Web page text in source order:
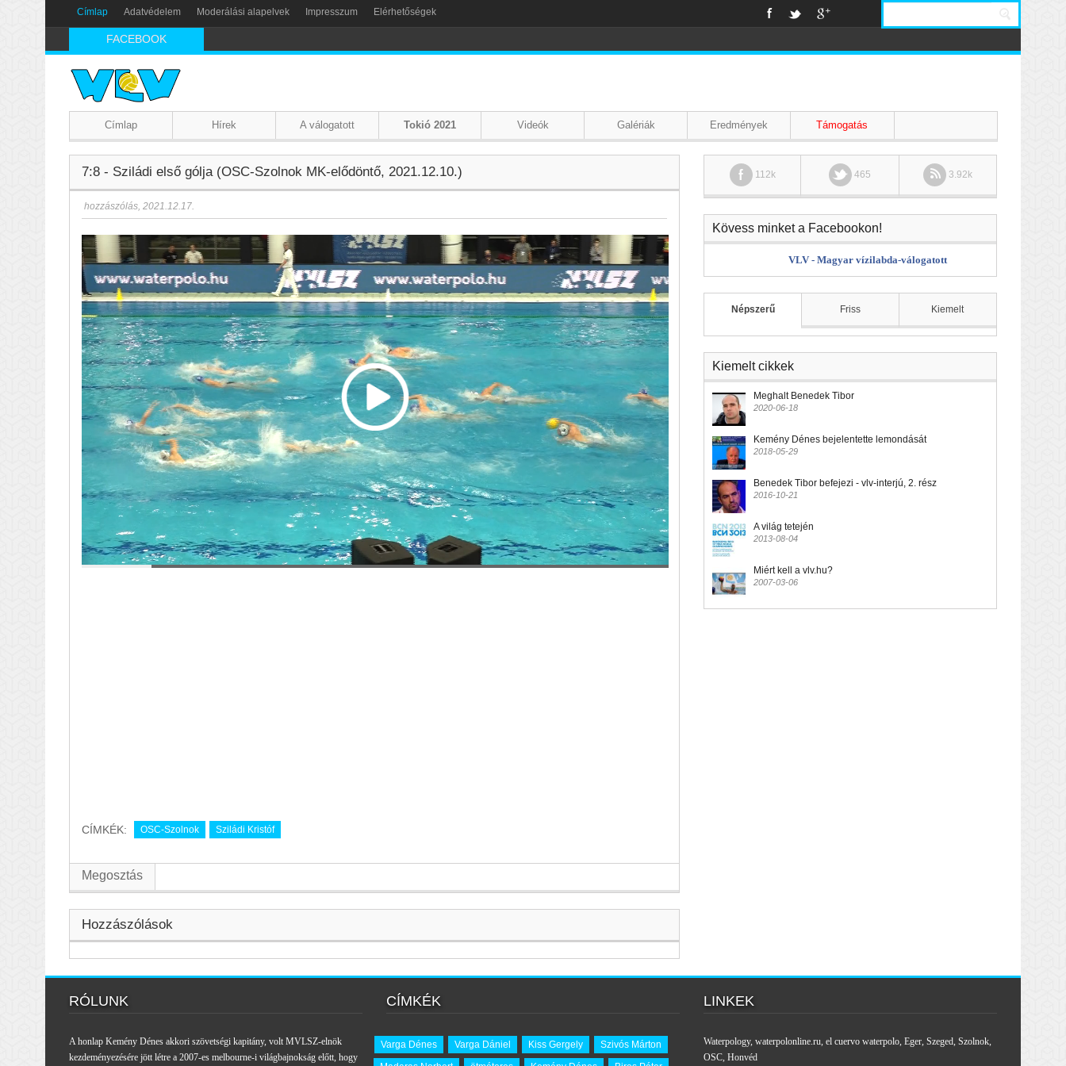
Címlap Adatvédelem Moderálási alapelvek Impresszum Elérhetőségek
FACEBOOK
Címlap Hírek A válogatott Tokió 2021 Videók Galériák Eredmények Támogatás
7:8 - Sziládi első gólja (OSC-Szolnok MK-elődöntő, 2021.12.10.)
hozzászólás, 2021.12.17.
CÍMKÉK: OSC-Szolnok Sziládi Kristóf
Megosztás
Hozzászólások
112k 465 3.92k
Kövess minket a Facebookon!
VLV - Magyar vízilabda-válogatott
Népszerű Friss Kiemelt
Kiemelt cikkek
Meghalt Benedek Tibor
2020-06-18
Kemény Dénes bejelentette lemondását
2018-05-29
Benedek Tibor befejezi - vlv-interjú, 2. rész
2016-10-21
A világ tetején
2013-08-04
Miért kell a vlv.hu?
2007-03-06
RÓLUNK
A honlap Kemény Dénes akkori szövetségi kapitány, volt MVLSZ-elnök
kezdeményezésére jött létre a 2007-es melbourne-i világbajnokság előtt, hogy
CÍMKÉK
Varga Dénes Varga Dániel Kiss Gergely
Szivós Márton
LINKEK
Waterpology, waterpolonline.ru, el cuervo waterpolo, Eger, Szeged, Szolnok,
OSC, Honvéd